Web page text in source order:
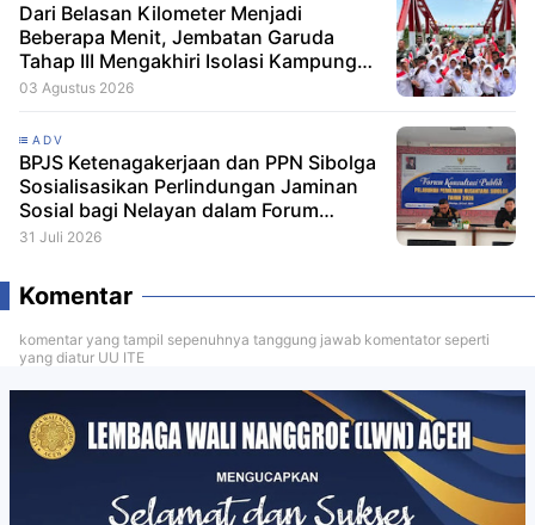
Dari Belasan Kilometer Menjadi
Beberapa Menit, Jembatan Garuda
Tahap III Mengakhiri Isolasi Kampung
Tempel
03 Agustus 2026
ADV
BPJS Ketenagakerjaan dan PPN Sibolga
Sosialisasikan Perlindungan Jaminan
Sosial bagi Nelayan dalam Forum
Konsultasi Publik
31 Juli 2026
Komentar
komentar yang tampil sepenuhnya tanggung jawab komentator seperti
yang diatur UU ITE